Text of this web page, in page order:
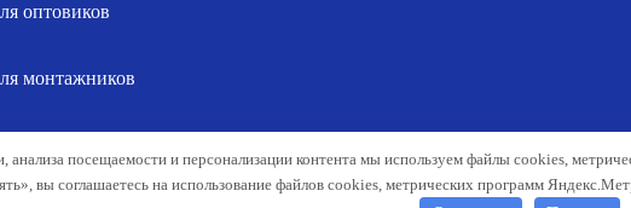
оптовиков
монтажников
анализа посещаемости и персонализации контента мы используем файлы cookies,
вы соглашаетесь на использование файлов cookies, метрических программ